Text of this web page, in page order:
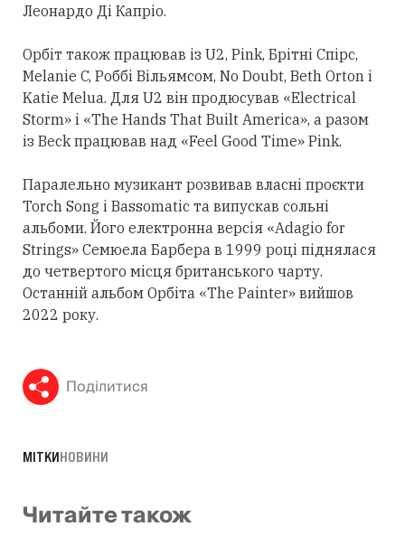
Леонардо Ді Капріо.
Орбіт також працював із U2, Pink, Брітні Спірс,
Melanie C, Роббі Вільямсом, No Doubt, Beth Orton і
Katie Melua. Для U2 він продюсував «Electrical
Storm» і «The Hands That Built America», а разом
із Beck працював над «Feel Good Time» Pink.
Паралельно музикант розвивав власні проєкти
Torch Song і Bassomatic та випускав сольні
альбоми. Його електронна версія «Adagio for
Strings» Семюела Барбера в 1999 році піднялася
до четвертого місця британського чарту.
Останній альбом Орбіта «The Painter» вийшов
2022 року.
Поділитися
МІТКИНОВИНИ
Читайте також